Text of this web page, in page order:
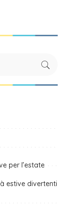
per l’estate
estive divertenti